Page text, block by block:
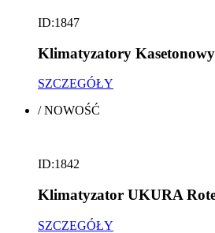
ID:1847
Klimatyzatory
SZCZEGÓŁY
/NOWOŚĆ
ID:1842
Klimatyzator UKURA
SZCZEGÓŁY